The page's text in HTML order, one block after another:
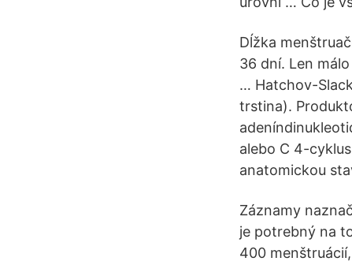
Dĺžka
36 dní. Len
… Hatchov-
trstina).
alebo C 4-
anatomickou
Záznamy
je potrebný na
400